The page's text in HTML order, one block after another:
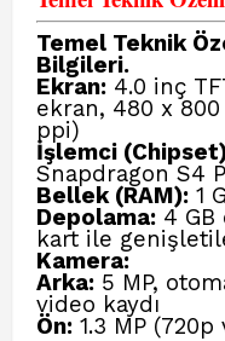
Temel Teknik
Bilgileri.
Ekran: 4.0 inç
ekran, 480 x
ppi)
İşlemci
Snapdragon S4
Bellek (RAM): 1
Depolama: 4 GB
kart ile
Kamera:
Arka: 5 MP,
video kaydı
Ön: 1.3 MP (720p